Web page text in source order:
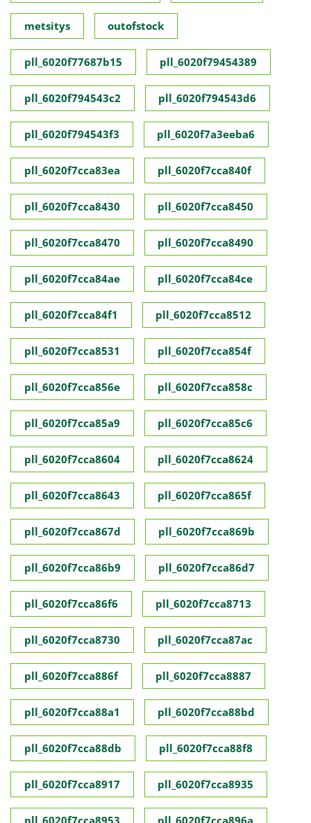
metsitys outofstock
pll_6020f77687b15 pll_6020f79454389
pll_6020f794543c2 pll_6020f794543d6
pll_6020f794543f3 pll_6020f7a3eeba6
pll_6020f7cca83ea pll_6020f7cca840f
pll_6020f7cca8430 pll_6020f7cca8450
pll_6020f7cca8470 pll_6020f7cca8490
pll_6020f7cca84ae pll_6020f7cca84ce
pll_6020f7cca84f1 pll_6020f7cca8512
pll_6020f7cca8531 pll_6020f7cca854f
pll_6020f7cca856e pll_6020f7cca858c
pll_6020f7cca85a9 pll_6020f7cca85c6
pll_6020f7cca8604 pll_6020f7cca8624
pll_6020f7cca8643 pll_6020f7cca865f
pll_6020f7cca867d pll_6020f7cca869b
pll_6020f7cca86b9 pll_6020f7cca86d7
pll_6020f7cca86f6 pll_6020f7cca8713
pll_6020f7cca8730 pll_6020f7cca87ac
pll_6020f7cca886f pll_6020f7cca8887
pll_6020f7cca88a1 pll_6020f7cca88bd
pll_6020f7cca88db pll_6020f7cca88f8
pll_6020f7cca8917 pll_6020f7cca8935